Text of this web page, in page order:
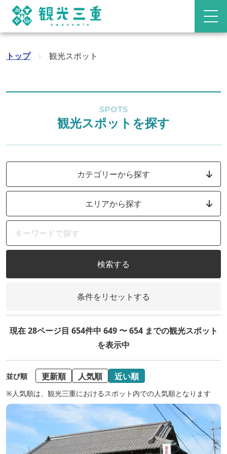
トップ › 観光スポット
SPOTS
観光スポットを探す
カテゴリーから探す
エリアから探す
検索する
条件をリセットする
現在 28ページ目 654件中 649 〜 654 までの観光スポット
を表示中
並び順 更新順 人気順 近い順
※人気順は、観光三重におけるスポット内での人気順となります